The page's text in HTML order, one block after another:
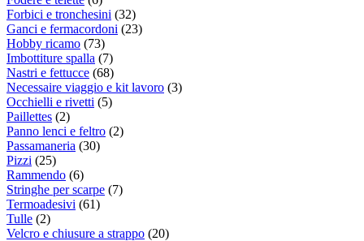
Forbici e tronchesini (32)
Ganci e fermacordoni (23)
Hobby ricamo (73)
Imbottiture spalla (7)
Nastri e fettucce (68)
Necessaire viaggio e kit lavoro (3)
Occhielli e rivetti (5)
Paillettes (2)
Panno lenci e feltro (2)
Passamaneria (30)
Pizzi (25)
Rammendo (6)
Stringhe per scarpe (7)
Termoadesivi (61)
Tulle (2)
Velcro e chiusure a strappo (20)